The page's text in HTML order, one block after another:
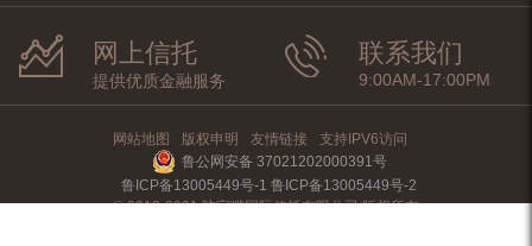
网上信托
提供优质金融服务
联系我们
9:00AM-17:00PM
网站地图 版权申明 友情链接
支持IPV6访问
鲁公网安备 37021202000391号
鲁ICP备13005449号-1 鲁ICP备13005449号-2
© 2012-2021 陆家嘴国际信托有限公司 版权所有